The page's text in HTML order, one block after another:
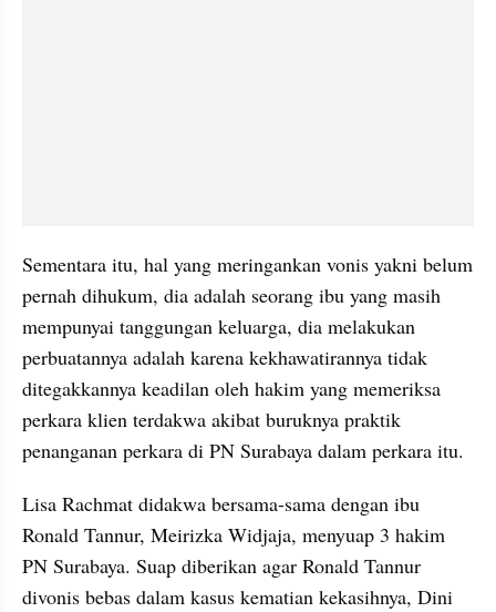
Sementara itu, hal yang meringankan vonis yakni belum
pernah dihukum, dia adalah seorang ibu yang masih
mempunyai tanggungan keluarga, dia melakukan
perbuatannya adalah karena kekhawatirannya tidak
ditegakkannya keadilan oleh hakim yang memeriksa
perkara klien terdakwa akibat buruknya praktik
penanganan perkara di PN Surabaya dalam perkara itu.
Lisa Rachmat didakwa bersama-sama dengan ibu
Ronald Tannur, Meirizka Widjaja, menyuap 3 hakim
PN Surabaya. Suap diberikan agar Ronald Tannur
divonis bebas dalam kasus kematian kekasihnya, Dini